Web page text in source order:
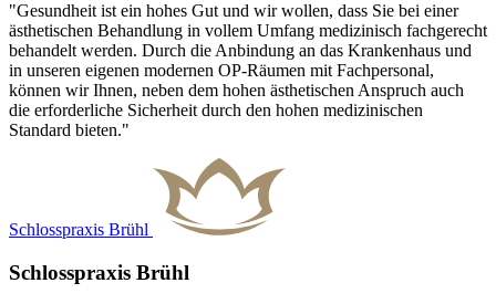
"Gesundheit ist ein hohes Gut und wir wollen, dass Sie bei einer
ästhetischen Behandlung in vollem Umfang medizinisch fachgerecht
behandelt werden. Durch die Anbindung an das Krankenhaus und
in unseren eigenen modernen OP-Räumen mit Fachpersonal,
können wir Ihnen, neben dem hohen ästhetischen Anspruch auch
die erforderliche Sicherheit durch den hohen medizinischen
Standard bieten."
Schlosspraxis Brühl
Schlosspraxis Brühl